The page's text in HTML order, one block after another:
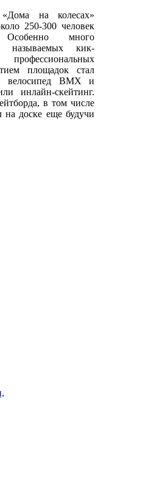
на колесах»
250-300 человек
Особенно много
называемых кик-
площадок стал
велосипед BMХ и
инлайн-скейтинг.
в том числе
доске еще будучи